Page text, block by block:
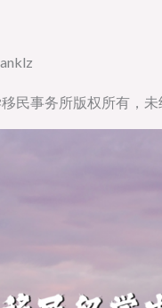
民事务所版权所有，未